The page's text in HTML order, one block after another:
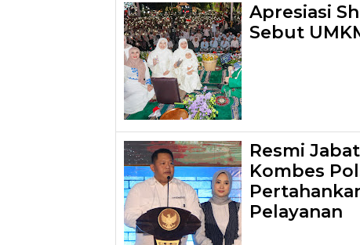
Apresiasi
Sebut
Resmi
Kombes
Pelayanan